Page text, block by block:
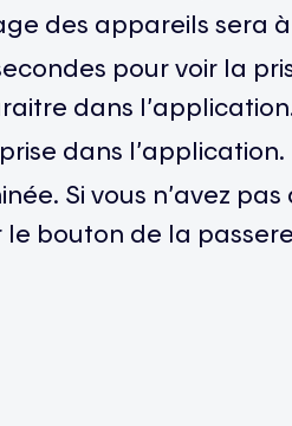
des appareils sera
pour voir la
dans
dans l’application.
Si vous n’avez
le bouton de la